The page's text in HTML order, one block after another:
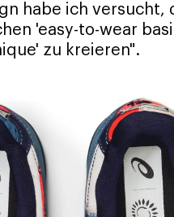
habe ich versucht,
'easy-to-wear
zu kreieren".